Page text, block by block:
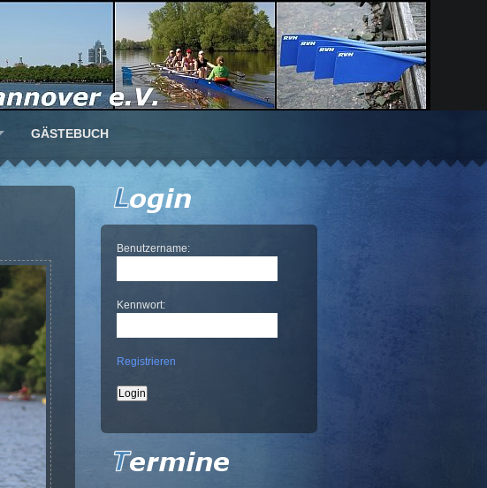
GÄSTEBUCH
Benutzername:
Kennwort:
Registrieren